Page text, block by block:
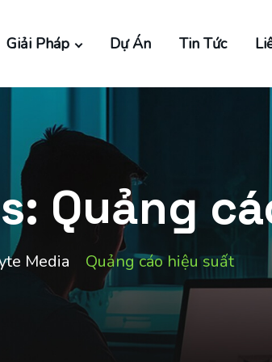
Giải Pháp Dự Án Tin Tức
Quảng
Media Quảng cáo hiệu suất